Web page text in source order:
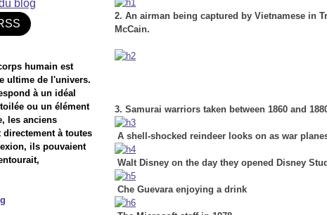
blog
humain est
ultime de l'univers.
à un idéal
ou un élément
les anciens
à toutes
ils pouvaient
2. An airman being captured by Vietnamese in
McCain.
3. Samurai warriors taken between 1860 and
A shell-shocked reindeer looks on as war
Walt Disney on the day they opened Disney
Che Guevara enjoying a drink